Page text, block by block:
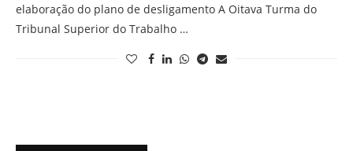
elaboração do plano de desligamento A Oitava Turma do
Tribunal Superior do Trabalho …